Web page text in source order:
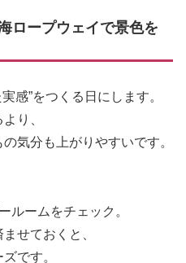
ロープウェイで景色を
感”をつくる日にします。
り、
気分も上がりやすいです。
ルームをチェック。
せておくと、
です。